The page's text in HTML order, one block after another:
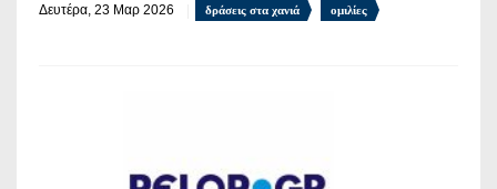
Δευτέρα, 23 Μαρ 2026 δράσεις στα χανιά ομιλίες